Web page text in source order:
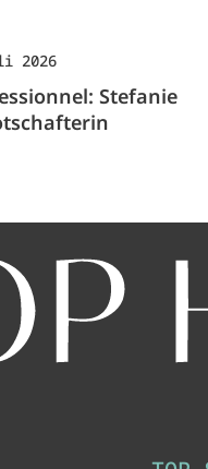
2026
Stefanie